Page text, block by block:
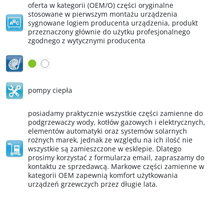
oferta w kategorii (OEM/O) części oryginalne
stosowane w pierwszym montażu urządzenia
sygnowane logiem producenta urządzenia, produkt
przeznaczony głównie do użytku profesjonalnego
zgodnego z wytycznymi producenta
pompy ciepła
posiadamy praktycznie wszystkie części zamienne do
podgrzewaczy wody, kotłów gazowych i elektrycznych,
elementów automatyki oraz systemów solarnych
rożnych marek, jednak ze względu na ich ilość nie
wszystkie są zamieszczone w esklepie. Dlatego
prosimy korzystać z formularza email, zapraszamy do
kontaktu ze sprzedawcą. Markowe części zamienne w
kategorii OEM zapewnią komfort użytkowania
urządzeń grzewczych przez długie lata.